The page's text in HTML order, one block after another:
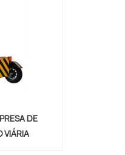
na
carretinha
com os
Solucoes .
DE
VIÁRIA